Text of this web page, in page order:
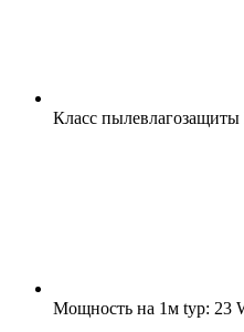
Класс пылевлагозащиты
Мощность на 1м typ: 23